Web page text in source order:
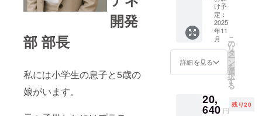
開発
部 部長
私には小学生の息子と5歳の
娘がいます。
ンコー
ティン
グ）
深皿ス
クープ
サイ
ズ：
φ257×
H50mm
重さ：
350g 生
産地：
材：
PLA＋
け予
定：
2025
年11
月
詳細を見る
こ
の
リ
タ
ー
ン
を
選
択
す
る
20,
640 円
残り20